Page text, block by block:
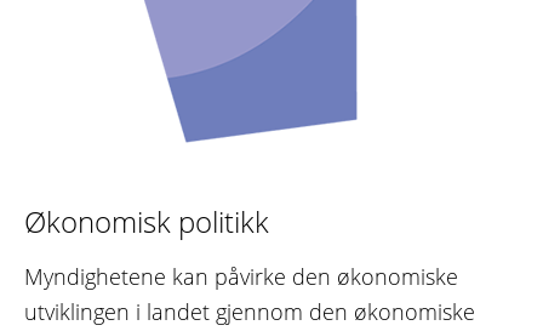
Økonomisk politikk
Myndighetene kan påvirke den økonomiske
utviklingen i landet gjennom den økonomiske